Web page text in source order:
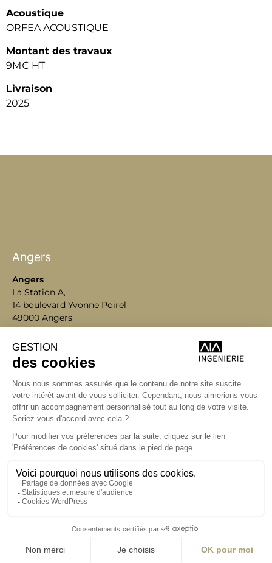
Acoustique
ORFEA ACOUSTIQUE
Montant des travaux
9M€ HT
Livraison
2025
Angers
Bordeaux
Lyon
Nantes
Paris
Angers
La Station A,
14 boulevard Yvonne Poirel
49000 Angers
Écrire
aia.ingenierie.angers@a-
i-a.fr
Visite
ingenierie.aialifedesigners.fr